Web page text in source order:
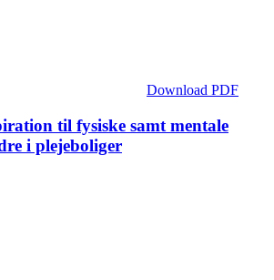
Download PDF
til fysiske samt mentale
i plejeboliger